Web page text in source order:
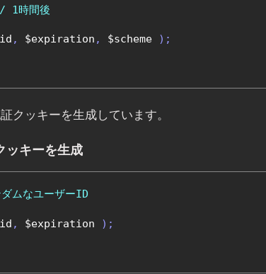
1時間後
, $expiration , $scheme );
クッキーを生成しています。
ッキーを生成
ムなユーザーID
, $expiration );